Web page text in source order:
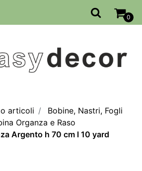
0
articoli
Bobine, Nastri, Fogli
Organza e Raso
Argento h 70 cm l 10 yard